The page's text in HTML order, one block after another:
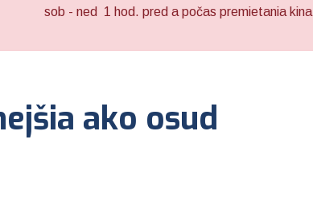
sob - ned 1 hod. pred a počas premietania kina
ako osud